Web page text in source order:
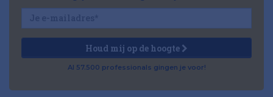
Houd mij op de hoogte
Al 57.500 professionals gingen je voor!